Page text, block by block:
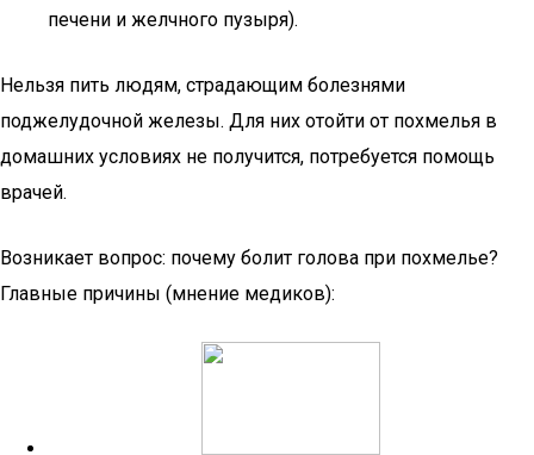
печени и желчного пузыря).
Нельзя пить людям, страдающим болезнями
поджелудочной железы. Для них отойти от похмелья в
домашних условиях не получится, потребуется помощь
врачей.
Возникает вопрос: почему болит голова при похмелье?
Главные причины (мнение медиков):